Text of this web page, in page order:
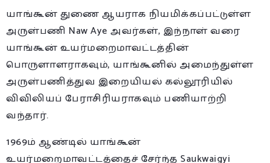
யாங்கூன் துணை ஆயராக நியமிக்கப்பட்டுள்ள
அருள்பணி Naw Aye அவர்கள், இந்நாள் வரை
யாங்கூன் உயர்மறைமாவட்டத்தின்
பொருளாளராகவும், யாங்கூனில் அமைந்துள்ள
அருள்பணித்துவ இறையியல் கல்லூரியில்
விவிலியப் பேராசிரியராகவும் பணியாற்றி
வந்தார்.
1969ம் ஆண்டில் யாங்கூன்
உயர்மறைமாவட்டத்தைச் சேர்ந்த Saukwaigyi